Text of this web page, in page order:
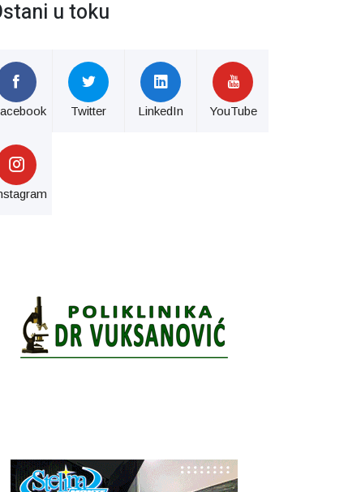
u toku
Twitter LinkedIn YouTube